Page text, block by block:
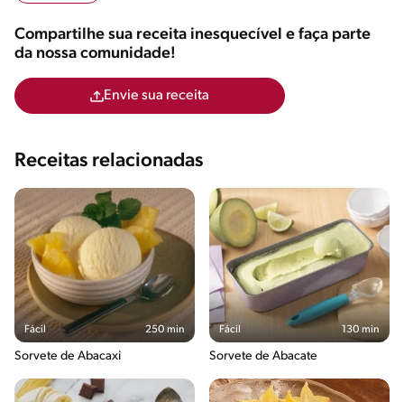
Compartilhe sua receita inesquecível e faça parte
da nossa comunidade!
Envie sua receita
Receitas relacionadas
Fácil 250 min
Sorvete de Abacaxi
Fácil 130 min
Sorvete de Abacate